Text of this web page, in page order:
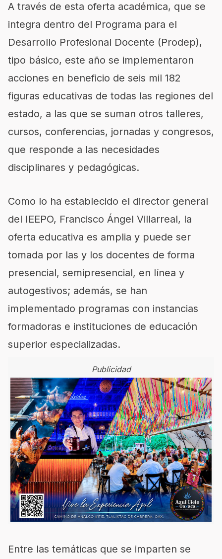
A través de esta oferta académica, que se
integra dentro del Programa para el
Desarrollo Profesional Docente (Prodep),
tipo básico, este año se implementaron
acciones en beneficio de seis mil 182
figuras educativas de todas las regiones del
estado, a las que se suman otros talleres,
cursos, conferencias, jornadas y congresos,
que responde a las necesidades
disciplinares y pedagógicas.
Como lo ha establecido el director general
del IEEPO, Francisco Ángel Villarreal, la
oferta educativa es amplia y puede ser
tomada por las y los docentes de forma
presencial, semipresencial, en línea y
autogestivos; además, se han
implementado programas con instancias
formadoras e instituciones de educación
superior especializadas.
Publicidad
Entre las temáticas que se imparten se